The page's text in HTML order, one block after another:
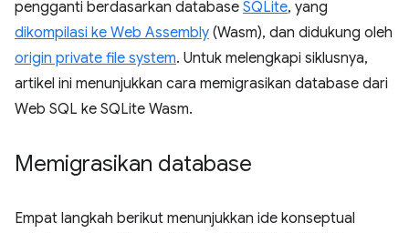
pengganti berdasarkan database SQLite, yang
dikompilasi ke Web Assembly (Wasm), dan didukung oleh
origin private file system. Untuk melengkapi siklusnya,
artikel ini menunjukkan cara memigrasikan database dari
Web SQL ke SQLite Wasm.
Memigrasikan database
Empat langkah berikut menunjukkan ide konseptual